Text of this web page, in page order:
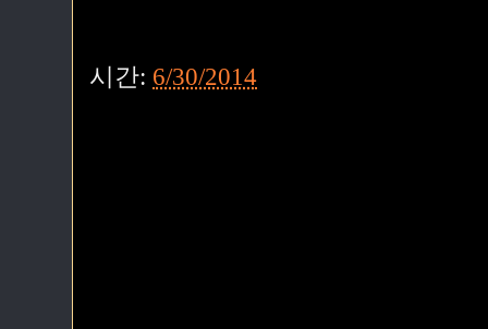
시간: 6/30/2014